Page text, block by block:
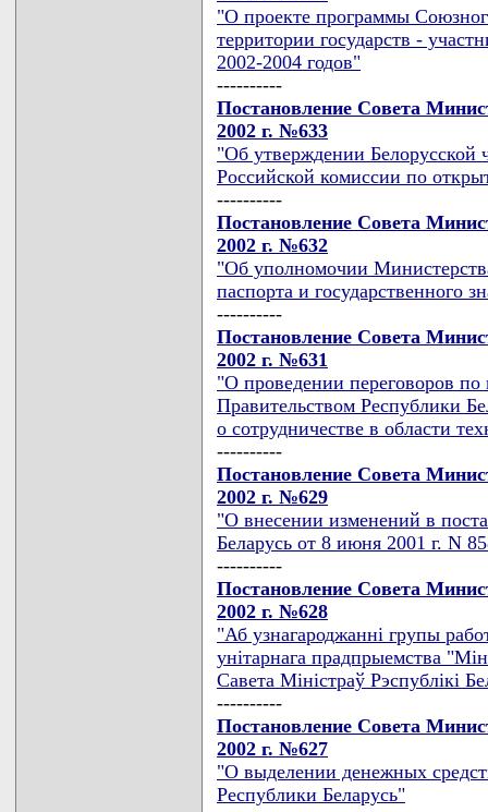
"О проекте программы
территории государств -
2002-2004 годов"
----------
Постановление Совета
2002 г. №633
"Об утверждении Белорусской
Российской комиссии по
----------
Постановление Совета
2002 г. №632
"Об уполномочии
паспорта и государственного
----------
Постановление Совета
2002 г. №631
"О проведении переговоров
Правительством Республики
о сотрудничестве в области
----------
Постановление Совета
2002 г. №629
"О внесении изменений в
Беларусь от 8 июня 2001 г. N
----------
Постановление Совета
2002 г. №628
"Аб узнагароджаннi групы
унiтарнага прадпрыемства
Савета Мiнiстраў Рэспублiкi
----------
Постановление Совета
2002 г. №627
"О выделении денежных
Республики Беларусь"